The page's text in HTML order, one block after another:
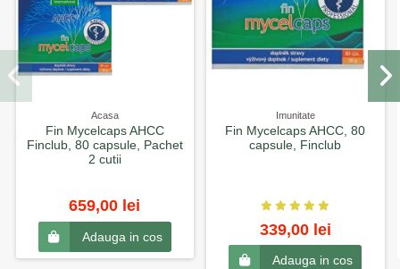
Acasa
Fin Mycelcaps AHCC
Finclub, 80 capsule, Pachet
2 cutii
659,00 lei
Adauga in cos
Imunitate
Fin Mycelcaps AHCC, 80
capsule, Finclub
339,00 lei
Adauga in cos